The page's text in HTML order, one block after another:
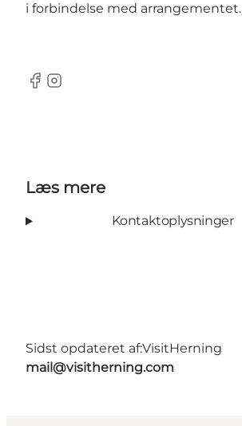
i forbindelse med arrangementet.
Facebook
Instagram
Læs mere
Kontaktoplysninger
Sidst opdateret af:VisitHerning
mail@visitherning.com